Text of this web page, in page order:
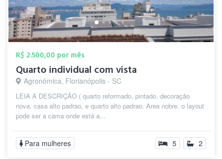
R$ 2.500,00 por mês
Quarto individual com vista
Agronômica, Florianópolis - SC
LEIA A DESCRIÇÃO ( quarto reformado, pintado, decoração
nova, casa alto padrao, e quarto alto padrao. Area nobre. o layout
pode ser a cama onde está a...
Para mulheres 5 2